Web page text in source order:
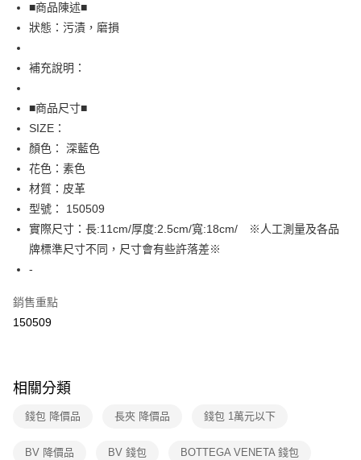
悠遊付
全盈+PAY
相關說明
AFTEE先享後付是「在收到商品之後才付款」的支付方式。 讓您購物簡單
便利好安心！
１．簡單：不需註冊會員、不需綁卡、不需儲值。
２．便利：只要手機號碼，簡訊認證，即可結帳。
３．安心：先確認商品／服務後，再付款。
【「AFTEE先享後付」結帳流程】
１．於結帳方式選擇「AFTEE先享後付」後，將跳轉至「AFTEE先享後付」
結帳頁面，進行簡訊認證並確認金額後，即可完成結帳。
ATM／網路銀行／等多元方式進行付款，方視為交易完成。
※ 請注意：結帳手續完成當下不需立刻繳費，但若您需要取消訂單，請聯絡
購買商品的店家。未經商家同意取消之訂單仍視為有效，需透過AFTEE先享
客戶支援中心」
【注意事項】
１．透過由恩沛科技股份有限公司提供之「AFTEE先享後付」服務完成之交
權轉讓予恩沛科技股份有限公司。
運送方式
全家取貨付款
免運費
免運費
7-11取貨付款
付款後7-11取貨
免運費
■商品陳述■
狀態：污漬，磨損
補充說明：
■商品尺寸■
SIZE：
顏色： 深藍色
花色：素色
材質：皮革
型號： 150509
實際尺寸：長:11cm/厚度:2.5cm/寬:18cm/ ※人工測量及各品
牌標準尺寸不同，尺寸會有些許落差※
-
銷售重點
150509
相關分類
錢包 降價品 長夾 降價品 錢包 1萬元以下
BV 降價品 BV 錢包 BOTTEGA VENETA 錢包